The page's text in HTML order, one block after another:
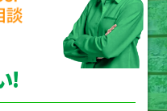
!